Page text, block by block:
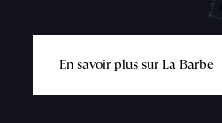
En savoir plus sur La Barbe